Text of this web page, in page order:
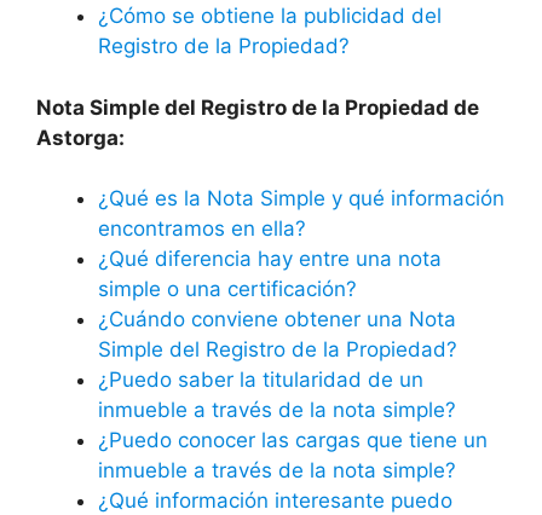
¿Cómo se obtiene la publicidad del
Registro de la Propiedad?
Nota Simple del Registro de la Propiedad de
Astorga:
¿Qué es la Nota Simple y qué información
encontramos en ella?
¿Qué diferencia hay entre una nota
simple o una certificación?
¿Cuándo conviene obtener una Nota
Simple del Registro de la Propiedad?
¿Puedo saber la titularidad de un
inmueble a través de la nota simple?
¿Puedo conocer las cargas que tiene un
inmueble a través de la nota simple?
¿Qué información interesante puedo